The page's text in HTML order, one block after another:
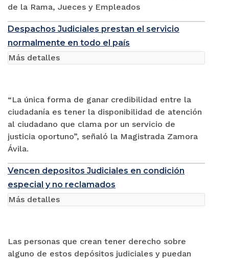
de la Rama, Jueces y Empleados
Despachos Judiciales prestan el servicio
normalmente en todo el país
“La única forma de ganar credibilidad entre la
ciudadanía es tener la disponibilidad de atención
al ciudadano que clama por un servicio de
justicia oportuno”, señaló la Magistrada Zamora
Ávila.
Más detalles
Vencen depositos Judiciales en condición
especial y no reclamados
Las personas que crean tener derecho sobre
alguno de estos depósitos judiciales y puedan
Más detalles